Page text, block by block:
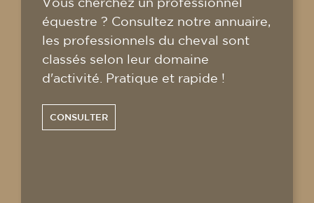
équestre ? Consultez notre annuaire,
les professionnels du cheval sont
classés selon leur domaine
d'activité. Pratique et rapide !
CONSULTER